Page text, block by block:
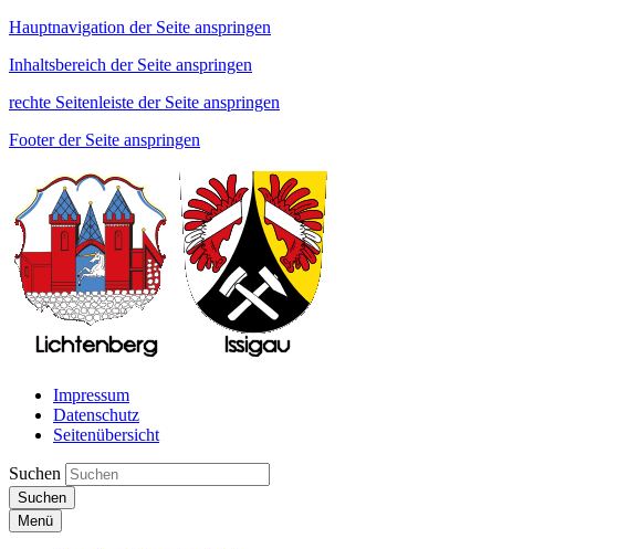
Hauptnavigation der Seite anspringen
Inhaltsbereich der Seite anspringen
rechte Seitenleiste der Seite anspringen
Footer der Seite anspringen
Impressum
Datenschutz
Seitenübersicht
Suchen
Suchen
Menü